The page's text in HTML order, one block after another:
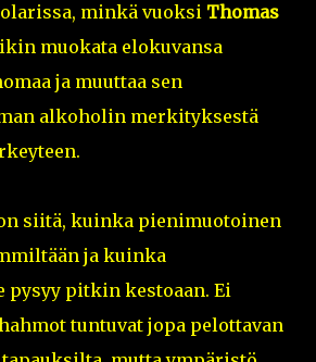
minkä vuoksi Thomas
muokata elokuvansa
ja muuttaa sen
alkoholin merkityksestä
siitä, kuinka pienimuotoinen
ja kuinka
pysyy pitkin kestoaan. Ei
tuntuvat jopa pelottavan